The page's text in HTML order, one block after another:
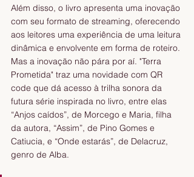
Além disso, o livro apresenta uma inovação
com seu formato de streaming, oferecendo
aos leitores uma experiência de uma leitura
dinâmica e envolvente em forma de roteiro.
Mas a inovação não pára por aí. "Terra
Prometida" traz uma novidade com QR
code que dá acesso à trilha sonora da
futura série inspirada no livro, entre elas
“Anjos caídos”, de Morcego e Maria, filha
da autora, “Assim”, de Pino Gomes e
Catiucia, e “Onde estarás”, de Delacruz,
genro de Alba.